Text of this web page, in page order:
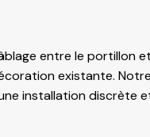
entre le portillon et
existante. Notre
installation discrète